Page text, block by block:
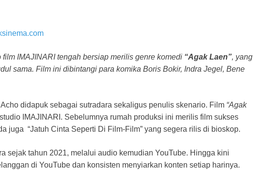
film IMAJINARI tengah bersiap merilis genre komedi “Agak Laen”, yang
sama. Film ini dibintangi para komika Boris Bokir, Indra Jegel, Bene
didapuk sebagai sutradara sekaligus penulis skenario. Film “Agak
IMAJINARI. Sebelumnya rumah produksi ini merilis film sukses
juga “Jatuh Cinta Seperti Di Film-Film” yang segera rilis di bioskop.
sejak tahun 2021, melalui audio kemudian YouTube. Hingga kini
di YouTube dan konsisten menyiarkan konten setiap harinya.